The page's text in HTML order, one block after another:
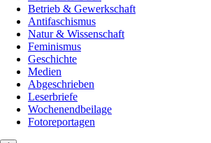
Betrieb & Gewerkschaft
Antifaschismus
Natur & Wissenschaft
Feminismus
Geschichte
Medien
Abgeschrieben
Leserbriefe
Wochenendbeilage
Fotoreportagen